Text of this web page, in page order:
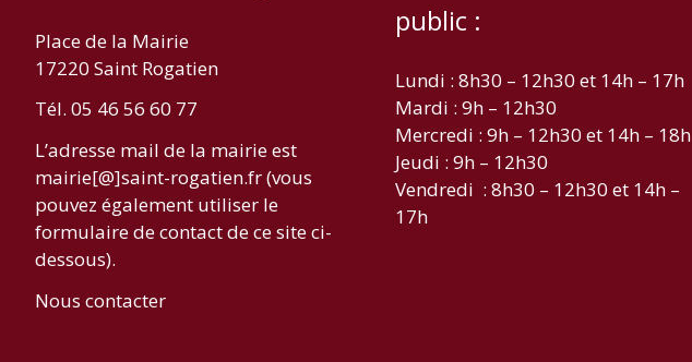
Place de la Mairie
17220 Saint Rogatien
Tél. 05 46 56 60 77
L’adresse mail de la mairie est
mairie[@]saint-rogatien.fr (vous
pouvez également utiliser le
formulaire de contact de ce site ci-
dessous).
Nous contacter
public :
Lundi : 8h30 – 12h30 et 14h – 17h
Mardi : 9h – 12h30
Mercredi : 9h – 12h30 et 14h – 18h
Jeudi : 9h – 12h30
Vendredi : 8h30 – 12h30 et 14h –
17h